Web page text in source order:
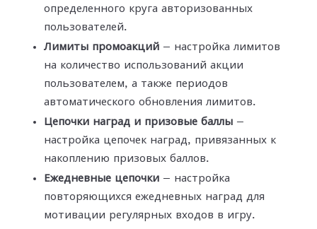
определенного круга авторизованных
пользователей.
Лимиты промоакций — настройка лимитов
на количество использований акции
пользователем, а также периодов
автоматического обновления лимитов.
Цепочки наград и призовые баллы —
настройка цепочек наград, привязанных к
накоплению призовых баллов.
Ежедневные цепочки — настройка
повторяющихся ежедневных наград для
мотивации регулярных входов в игру.